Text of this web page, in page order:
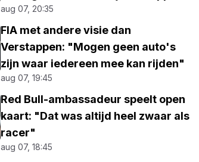
aug 07, 20:35
FIA met andere visie dan
Verstappen: "Mogen geen auto's
zijn waar iedereen mee kan rijden"
aug 07, 19:45
Red Bull-ambassadeur speelt open
kaart: "Dat was altijd heel zwaar als
racer"
aug 07, 18:45